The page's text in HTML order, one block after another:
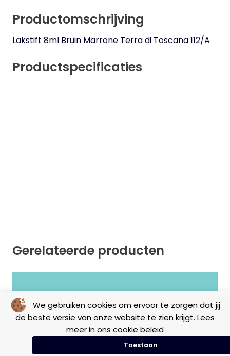
We gebruiken cookies om ervoor te zorgen dat jij
de beste versie van onze website te zien krijgt. Lees
meer in ons cookie beleid
Toestaan
Productomschrijving
Lakstift 8ml Bruin Marrone Terra di Toscana 112/A
Productspecificaties
Gerelateerde producten